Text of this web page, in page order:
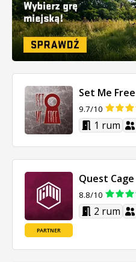
Set Me Free
9.7/10
1 rum
PARTNER
Quest Cage
8.8/10
2 rum